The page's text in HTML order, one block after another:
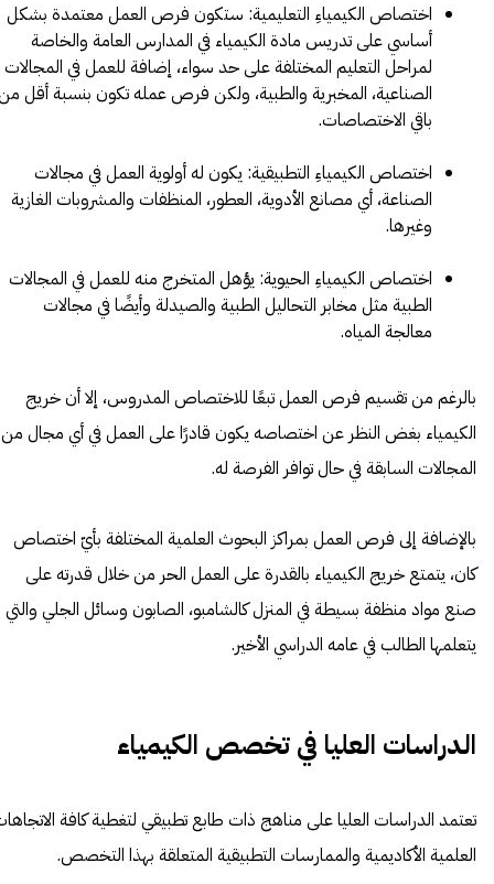
اختصاص الكيمياءِ التعليمية: ستكون فرص العمل معتمدة بشكل
أساسي على تدريس مادة الكيمياء في المدارس العامة والخاصة
لمراحل التعليم المختلفة على حد سواء، إضافة للعمل في المجالات
الصناعية، المخبرية والطبية، ولكن فرص عمله تكون بنسبة أقل
باقي الاختصاصات.
اختصاص الكيمياءِ التطبيقية: يكون له أولوية العمل في مجالات
الصناعة، أي مصانع الأدوية، العطور، المنظفات والمشروبات الغازية
وغيرها.
اختصاص الكيمياءِ الحيوية: يؤهل المتخرج منه للعمل في المجالات
الطبية مثل مخابر التحاليل الطبية والصيدلة وأيضًا في مجالات
معالجة المياه.
بالرغم من تقسيم فرص العمل تبعًا للاختصاص المدروس، إلا أن خريج
الكيمياء بغض النظر عن اختصاصه يكون قادرًا على العمل في أي مجال من
المجالات السابقة في حال توافر الفرصة له.
بالإضافة إلى فرص العمل بمراكز البحوث العلمية المختلفة بأيّ اختصاص
كان، يتمتع خريج الكيمياء بالقدرة على العمل الحر من خلال قدرته على
صنع مواد منظفة بسيطة في المنزل كالشامبو، الصابون وسائل الجلي والتي
يتعلمها الطالب في عامه الدراسي الأخير.
الدراسات العليا في تخصص الكيمياء
تعتمد الدراسات العليا على مناهج ذات طابع تطبيقي لتغطية كافة
العلمية الأكاديمية والممارسات التطبيقية المتعلقة بهذا التخصص.